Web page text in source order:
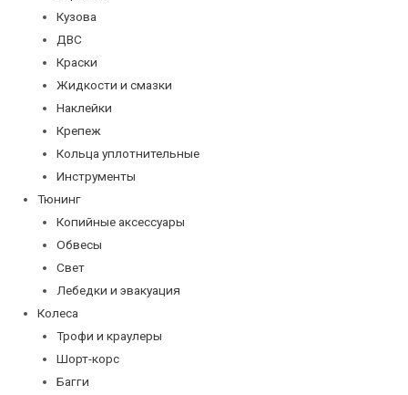
Кузова
ДВС
Краски
Жидкости и смазки
Наклейки
Крепеж
Кольца уплотнительные
Инструменты
Тюнинг
Копийные аксессуары
Обвесы
Свет
Лебедки и эвакуация
Колеса
Трофи и краулеры
Шорт-корс
Багги